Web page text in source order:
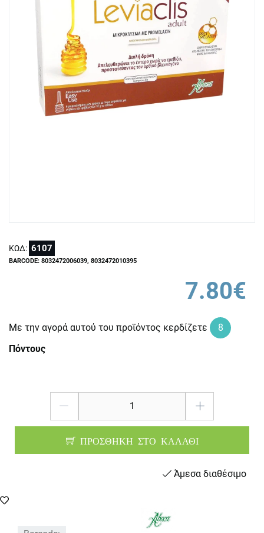
ΚΩΔ: 6107
BARCODE: 8032472006039, 8032472010395
7.80€
Με την αγορά αυτού του προϊόντος κερδίζετε
8
Πόντους
ΠΡΟΣΘΗΚΗ ΣΤΟ ΚΑΛΑΘΙ
Άμεσα διαθέσιμο